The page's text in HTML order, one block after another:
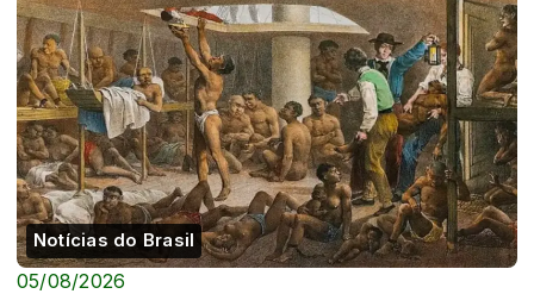
Notícias do Brasil
05/08/2026